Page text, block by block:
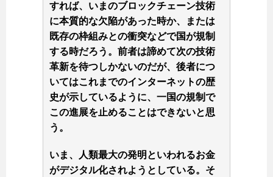
すれば、いまのブロックチェーン技術
に本質的な欠陥があった時か、または
既存の枠組みとの衝突などで国が規制
する時だろう。前者は諦めて次の技術
革新を待つしかないのだが、後者につ
いてはこれまでのインターネットの歴
史が示しているように、一国の規制で
この進展を止めることはできないと思
う。
いま、人類最大の発明といわれるお金
がデジタル化されようとしている。そ